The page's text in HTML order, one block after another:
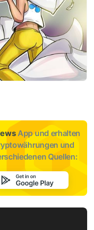
App und erhalten
und
Quellen: